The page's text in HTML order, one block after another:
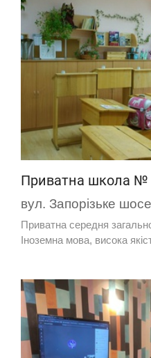
Приватна школа №
вул. Запорізьке
Приватна середня
Іноземна мова, висока